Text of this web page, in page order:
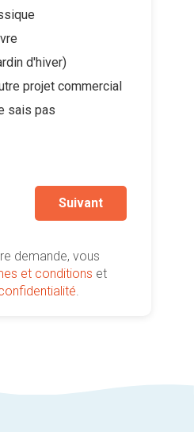
d'hiver)
projet commercial
sais pas
Suivant
demande, vous
et conditions et